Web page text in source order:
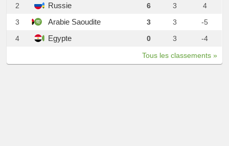
2
Russie 6 3
4
3
Arabie Saoudite 3 3
-5
4
Egypte 0 3 -4
Tous les classements »